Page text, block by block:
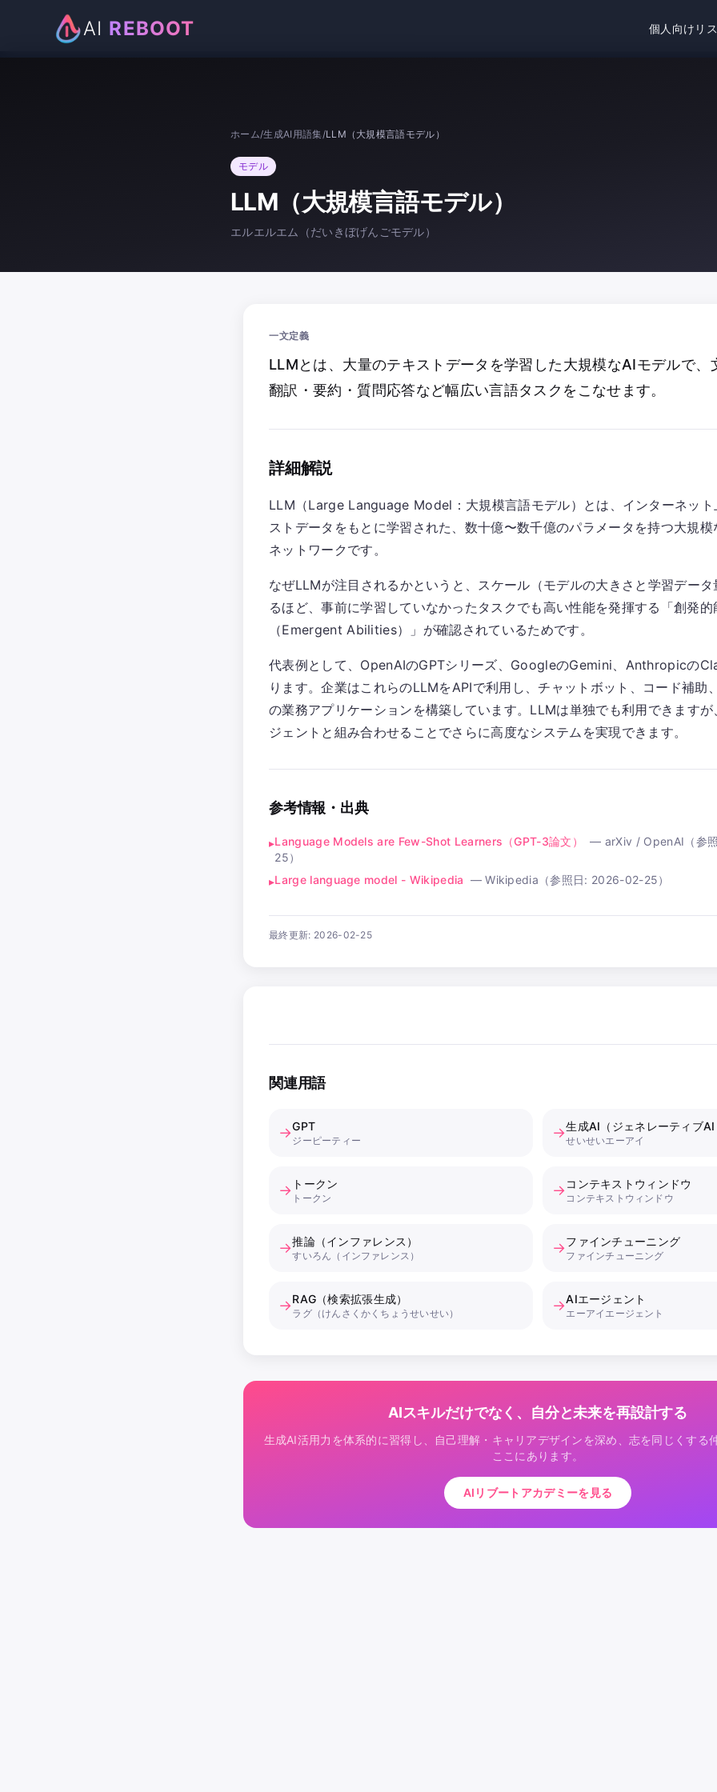
AI REBOOT 個人向けリ
ホーム/生成AI用語集/LLM（大規模言語モデル）
モデル
LLM（大規模言語モデル）
エルエルエム（だいきぼげんごモデル）
一文定義
LLMとは、大量のテキストデータを学習した大規模なAIモデルで、
翻訳・要約・質問応答など幅広い言語タスクをこなせます。
詳細解説
LLM（Large Language Model：大規模言語モデル）とは、インターネット
ストデータをもとに学習された、数十億〜数千億のパラメータを持つ大規
ネットワークです。
なぜLLMが注目されるかというと、スケール（モデルの大きさと学習デー
るほど、事前に学習していなかったタスクでも高い性能を発揮する「創発的
（Emergent Abilities）」が確認されているためです。
代表例として、OpenAIのGPTシリーズ、GoogleのGemini、Anthropicの
ります。企業はこれらのLLMをAPIで利用し、チャットボット、コード補助
の業務アプリケーションを構築しています。LLMは単独でも利用できますが
ジェントと組み合わせることでさらに高度なシステムを実現できます。
参考情報・出典
▸Language Models are Few-Shot Learners（GPT-3論文） — arXiv / OpenAI （参
25）
▸Large language model - Wikipedia —Wikipedia （参照日: 2026-02-25）
最終更新: 2026-02-25
関連用語
→GPT
ジーピーティー →生成AI（ジェネレーティブ
せいせいエーアイ
→ トークン
トークン →コンテキストウィンドウ
コンテキストウィンドウ
→推論（インファレンス）
すいろん（インファレンス） →ファインチューニング
ファインチューニング
→RAG（検索拡張生成）
ラグ（けんさくかくちょうせいせい） →AIエージェント
エーアイエージェント
AIスキルだけでなく、自分と未来を再設計する
生成AI活用力を体系的に習得し、自己理解・キャリアデザインを深め、志を同じくする
ここにあります。
AIリブートアカデミーを見る